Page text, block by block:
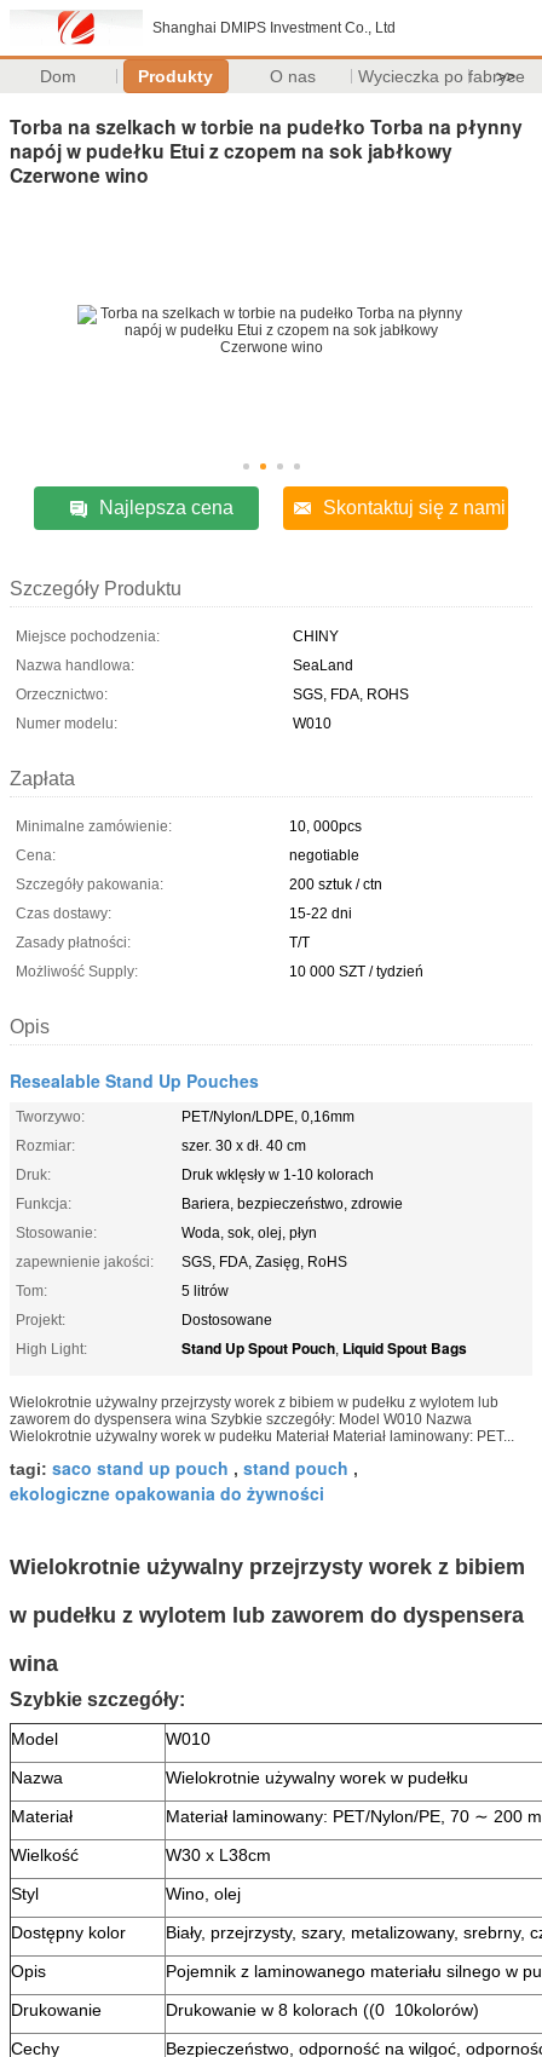
Shanghai DMIPS Investment Co., Ltd
Dom Produkty O nas Wycieczka po fabryce
>>
Torba na szelkach w torbie na pudełko Torba na płynny
napój w pudełku Etui z czopem na sok jabłkowy
Czerwone wino
Najlepsza cena Skontaktuj się z nami
Szczegóły Produktu
Miejsce pochodzenia:
CHINY
Nazwa handlowa:
SeaLand
Orzecznictwo:
SGS, FDA, ROHS
Numer modelu:
W010
Zapłata
Minimalne zamówienie:
10, 000pcs
Cena:
negotiable
Szczegóły pakowania:
200 sztuk / ctn
Czas dostawy:
15-22 dni
Zasady płatności:
T/T
Możliwość Supply:
10 000 SZT / tydzień
Opis
Resealable Stand Up Pouches
Tworzywo:
PET/Nylon/LDPE, 0,16mm
Rozmiar:
szer. 30 x dł. 40 cm
Druk:
Druk wklęsły w 1-10 kolorach
Funkcja:
Bariera, bezpieczeństwo, zdrowie
Stosowanie:
Woda, sok, olej, płyn
zapewnienie jakości:
SGS, FDA, Zasięg, RoHS
Tom:
5 litrów
Projekt:
Dostosowane
High Light:
Stand Up Spout Pouch, Liquid Spout Bags
Wielokrotnie używalny przejrzysty worek z bibiem w pudełku z wylotem lub
zaworem do dyspensera wina Szybkie szczegóły: Model W010 Nazwa
Wielokrotnie używalny worek w pudełku Materiał Materiał laminowany: PET...
tagi: saco stand up pouch , stand pouch ,
ekologiczne opakowania do żywności
Wielokrotnie używalny przejrzysty worek z bibiem
w pudełku z wylotem lub zaworem do dyspensera
wina
Szybkie szczegóły:
Model
W010
Nazwa
Wielokrotnie używalny worek w pudełku
Materiał
Materiał laminowany: PET/Nylon/PE, 70 ∼ 200
Wielkość
W30 x L38cm
Styl
Wino, olej
Dostępny kolor
Biały, przejrzysty, szary, metalizowany, srebrny,
Opis
Pojemnik z laminowanego materiału silnego w
Drukowanie
Drukowanie w 8 kolorach ((0 ️ 10kolorów)
Cechy
Bezpieczeństwo, odporność na wilgoć,